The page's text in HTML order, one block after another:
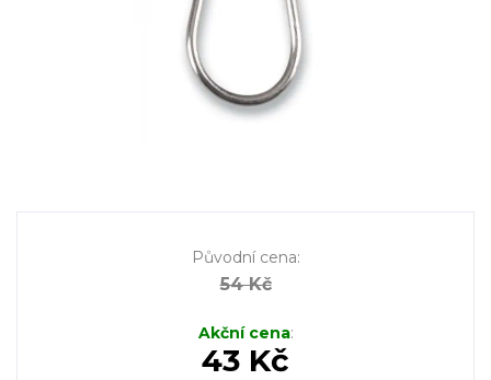
Původní cena:
54 Kč
Akční cena:
43 Kč